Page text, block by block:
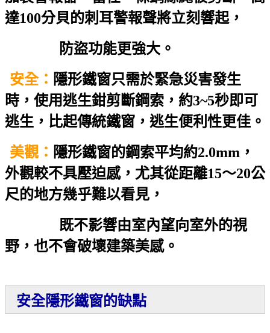
達100分貝的刺耳警報聲將立刻響起，
防盜功能更強大。
安全： 隱形鐵窗只需於緊急災害發生
時，使用逃生鉗剪斷鋼索，約3~5秒即可
逃生，比起傳統鐵窗，逃生便利性更佳。
美觀： 隱形鐵窗的鋼索平均約2.0mm，
外觀較不具壓迫感，尤其從距離15～20公
尺的地方幾乎難以看見，
既不影響由室內望向室外的視
野，也不會破壞建築美感。
安全隱形鐵窗的缺點